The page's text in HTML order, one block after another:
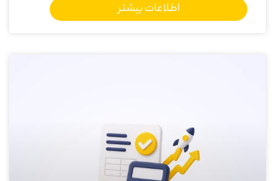
اطلاعات بیشتر